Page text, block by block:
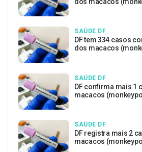
SAÚDE DF
DF tem 334 casos
dos macacos
SAÚDE DF
DF confirma mais 1
macacos
SAÚDE DF
DF registra mais 2
macacos